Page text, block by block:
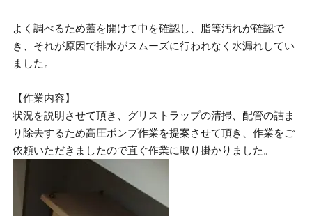
よく調べるため蓋を開けて中を確認し、脂等汚れが確認で
き、それが原因で排水がスムーズに行われなく水漏れしてい
ました。
【作業内容】
状況を説明させて頂き、グリストラップの清掃、配管の詰ま
り除去するため高圧ポンプ作業を提案させて頂き、作業をご
依頼いただきましたので直ぐ作業に取り掛かりました。